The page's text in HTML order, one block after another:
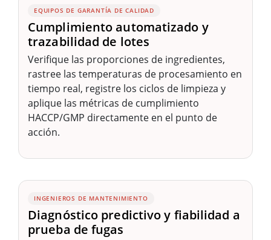
EQUIPOS DE GARANTÍA DE CALIDAD
Cumplimiento automatizado y
trazabilidad de lotes
Verifique las proporciones de ingredientes,
rastree las temperaturas de procesamiento en
tiempo real, registre los ciclos de limpieza y
aplique las métricas de cumplimiento
HACCP/GMP directamente en el punto de
acción.
INGENIEROS DE MANTENIMIENTO
Diagnóstico predictivo y fiabilidad a
prueba de fugas